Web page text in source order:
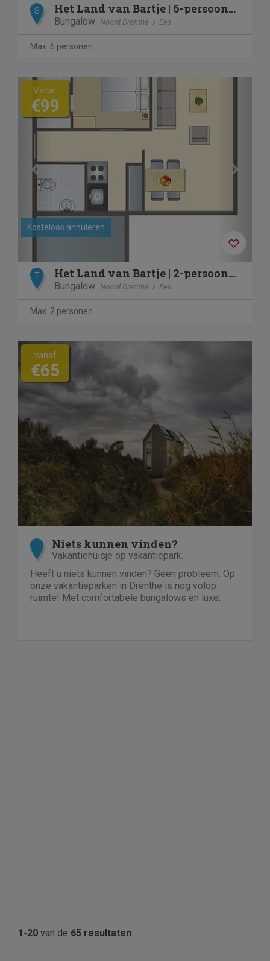
S Het Land van Bartje | 6-persoons hoevewoning | 6DL
Bungalow Noord Drenthe Ees
Max. 6 personen
Previous
Kosteloos annuleren
Vanaf
€99
T Het Land van Bartje | 2-persoons bungalow | 2A
Bungalow Noord Drenthe Ees
Max. 2 personen
vanaf
€65
Niets kunnen vinden?
Vakantiehuisje op vakantiepark.
Heeft u niets kunnen vinden? Geen probleem. Op
onze vakantieparken in Drenthe is nog volop
ruimte! Met comfortabele bungalows en luxe
1-20 van de 65 resultaten